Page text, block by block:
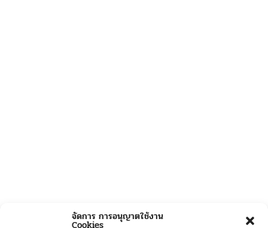
จัดการ การอนุญาตใช้งาน